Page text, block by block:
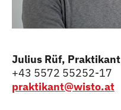
Julius Rüf, Praktikant
+43 5572 55252-17
praktikant@wisto.at